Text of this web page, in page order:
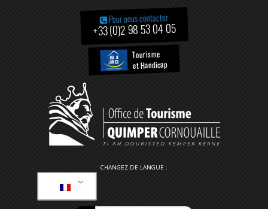
Pour nous contacter
+33 (0)2 98 53 04 05
Tourisme
et Handicap
CHANGEZ DE LANGUE :